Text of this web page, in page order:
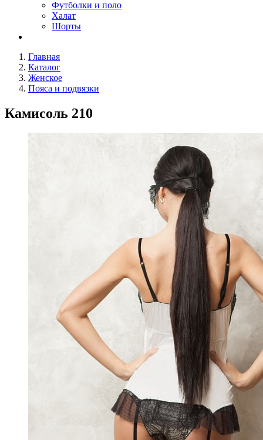
Футболки и поло
Халат
Шорты
Главная
Каталог
Женское
Пояса и подвязки
Камисоль 210